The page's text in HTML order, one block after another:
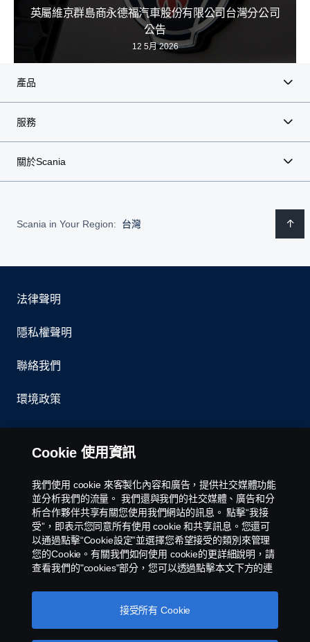
英屬維京群島商永德福汽車股份有限公司台灣分公司
公告
12 5月 2026
產品
服務
關於Scania
Scania in Your Region: 台灣
法律聲明
隱私權聲明
聯絡我們
環境政策
有 © Copyright Scania 2025 All rights reserved
Cookie 使用資訊
我們使用 cookie 來客製化內容和廣告，提供社交媒體功能
並分析我們的流量。 我們還與我們的社交媒體、廣告和分
析合作夥伴共享有關您使用我們網站的訊息。 點擊“我接
受”，即表示您同意所有使用 cookie 和共享訊息。您還可
以通過點擊“Cookie設定”並選擇您希望接受的類別來管理
您的Cookie。有關我們如何使用 cookie的更詳細說明，請
查看我們的"cookies"部分，您可以透過點擊本文下方的連
接受所有 Cookie